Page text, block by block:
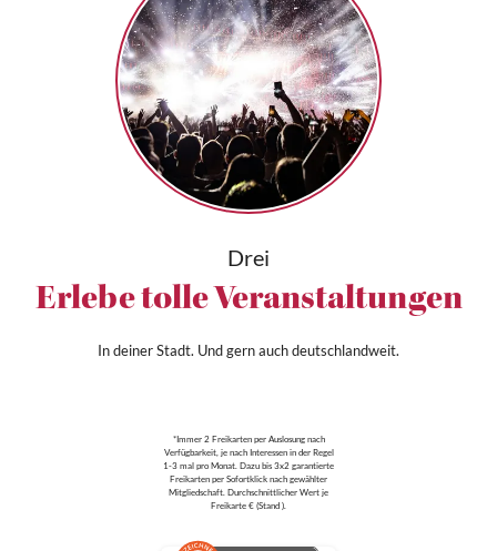
Drei
Erlebe tolle Veranstaltungen
In deiner Stadt. Und gern auch deutschlandweit.
*Immer 2 Freikarten per Auslosung nach
Verfügbarkeit, je nach Interessen in der Regel
1-3 mal pro Monat. Dazu bis 3x2 garantierte
Freikarten per Sofortklick nach gewählter
Mitgliedschaft. Durchschnittlicher Wert je
Freikarte € (Stand ).